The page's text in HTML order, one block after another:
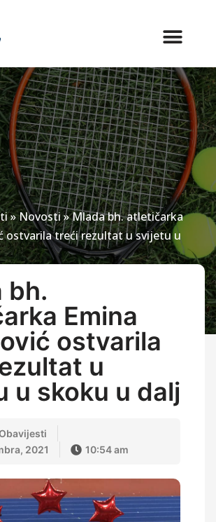
»Novosti»Mlada bh. atletičarka
ostvarila treći rezultat u svijetu u
bh.
Emina
ostvarila
u
u skoku u dalj
2021
10:54 am